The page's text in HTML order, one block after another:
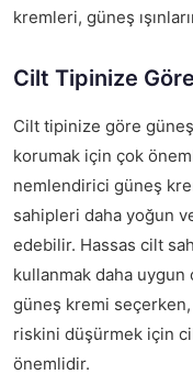
kremleri, güneş
Cilt Tipinize
Cilt tipinize göre güneş
korumak için çok
nemlendirici güneş
sahipleri daha yoğun
edebilir. Hassas cilt
kullanmak daha uygun
güneş kremi
riskini düşürmek için
önemlidir.